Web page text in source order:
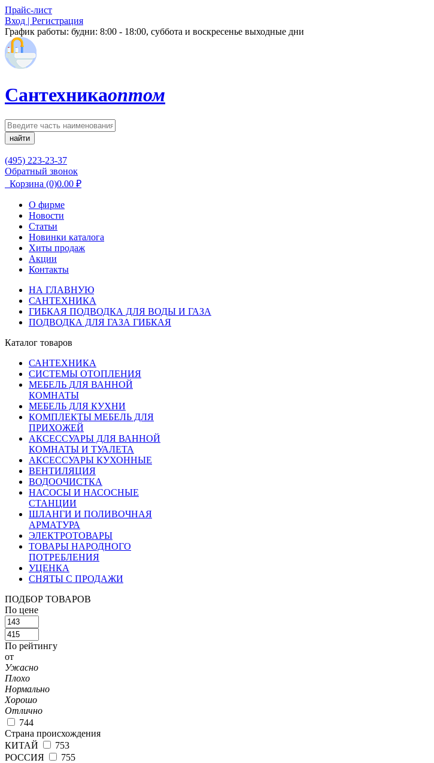
Прайс-лист
Вход | Регистрация
График работы: будни: 8:00 - 18:00, суббота и воскресенье выходные дни
Сантехникаоптом
найти
(495) 223-23-37
Обратный звонок
Корзина (0)0.00 ₽
О фирме
Новости
Статьи
Новинки каталога
Хиты продаж
Акции
Контакты
НА ГЛАВНУЮ
САНТЕХНИКА
ГИБКАЯ ПОДВОДКА ДЛЯ ВОДЫ И ГАЗА
ПОДВОДКА ДЛЯ ГАЗА ГИБКАЯ
Каталог товаров
САНТЕХНИКА
СИСТЕМЫ ОТОПЛЕНИЯ
МЕБЕЛЬ ДЛЯ ВАННОЙ
КОМНАТЫ
МЕБЕЛЬ ДЛЯ КУХНИ
КОМПЛЕКТЫ МЕБЕЛЬ ДЛЯ
ПРИХОЖЕЙ
АКСЕССУАРЫ ДЛЯ ВАННОЙ
КОМНАТЫ И ТУАЛЕТА
АКСЕССУАРЫ КУХОННЫЕ
ВЕНТИЛЯЦИЯ
ВОДООЧИСТКА
НАСОСЫ И НАСОСНЫЕ
СТАНЦИИ
ШЛАНГИ И ПОЛИВОЧНАЯ
АРМАТУРА
ЭЛЕКТРОТОВАРЫ
ТОВАРЫ НАРОДНОГО
ПОТРЕБЛЕНИЯ
УЦЕНКА
СНЯТЫ С ПРОДАЖИ
ПОДБОР ТОВАРОВ
По цене
По рейтингу
от
Ужасно
Плохо
Нормально
Хорошо
Отлично
744
Страна происхождения
КИТАЙ
753
РОССИЯ
755